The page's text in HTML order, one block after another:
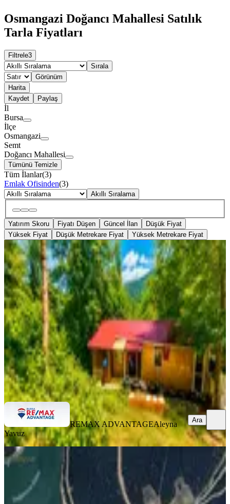
Osmangazi Doğancı Mahallesi Satılık
Tarla Fiyatları
Filtrele3
Sırala
Görünüm
Harita
Kaydet
Paylaş
İl
Bursa
İlçe
Osmangazi
Semt
Doğancı Mahallesi
Tümünü Temizle
Tüm İlanlar(3)
Emlak Ofisinden(3)
Akıllı Sıralama
Yatırım Skoru Fiyatı Düşen Güncel İlan
Düşük Fiyat
Yüksek Fiyat
Düşük Metrekare Fiyat Yüksek Metrekare Fiyat
Remax Advantage Arzu Aksaray'dan
Doğancı Köyüne 700m Müstakil Ev
Osmangazi, Doğancı Mahallesi
164 m²· 15.183/m² ·29.07.2026
2.490.000 ₺
REMAX ADVANTAGEAleyna Yavuz
Ara
REMAX ADVANTAGEAleyna
Yavuz
Ara
% 14
Doğancı'da Satılık 915 M2 Tarla
Osmangazi, Doğancı Mahallesi
915 m²
2.022/m²· 04.05.2026